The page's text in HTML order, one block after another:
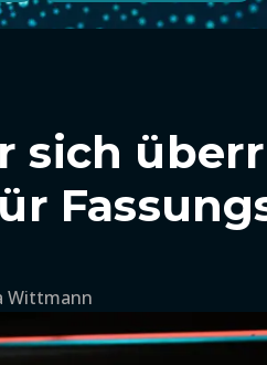
sich
Wittmann